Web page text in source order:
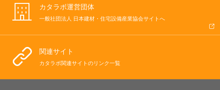
カタラボ運営団体
一般社団法人 日本建材・住宅設備産業協会サイトへ
関連サイト
カタラボ関連サイトのリンク一覧